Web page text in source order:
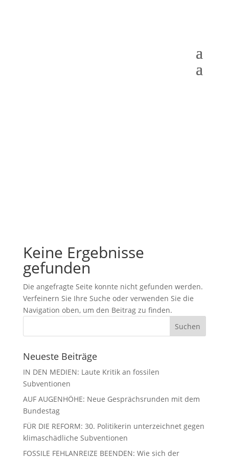
Keine Ergebnisse
gefunden
Die angefragte Seite konnte nicht gefunden werden.
Verfeinern Sie Ihre Suche oder verwenden Sie die
Navigation oben, um den Beitrag zu finden.
Neueste Beiträge
IN DEN MEDIEN: Laute Kritik an fossilen
Subventionen
AUF AUGENHÖHE: Neue Gesprächsrunden mit dem
Bundestag
FÜR DIE REFORM: 30. Politikerin unterzeichnet gegen
klimaschädliche Subventionen
FOSSILE FEHLANREIZE BEENDEN: Wie sich der